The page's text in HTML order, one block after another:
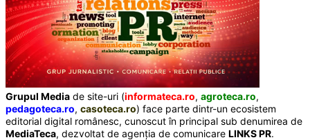
Grupul Media de site-uri (informateca.ro, agroteca.ro,
pedagoteca.ro, casoteca.ro) face parte dintr-un ecosistem
editorial digital românesc, cunoscut în principal sub denumirea de
MediaTeca, dezvoltat de agenția de comunicare LINKS PR.